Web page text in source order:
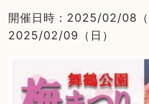
開催日時：2025/02/08（
2025/02/09（日）